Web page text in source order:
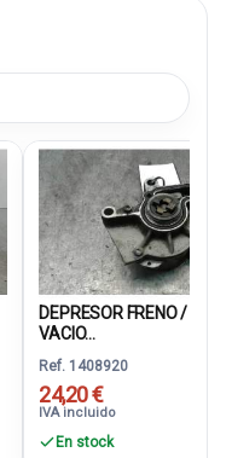
DEPRESOR FRENO /
VACIO...
Ref. 1408920
24,20 €
IVA incluido
En stock